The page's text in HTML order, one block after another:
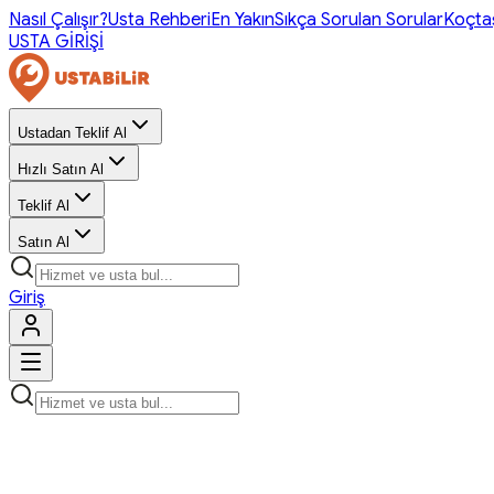
Nasıl Çalışır?Usta RehberiEn YakınSıkça Sorulan Sorular
USTA GİRİŞİ
Ustadan Teklif Al
Hızlı Satın Al
Teklif Al
Satın Al
Giriş